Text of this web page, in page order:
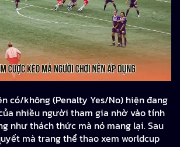
có/không (Penalty Yes/No) hiện đang
nhiều người tham gia nhờ vào tính
như thách thức mà nó mang lại. Sau
mà trang thể thao xem worldcup